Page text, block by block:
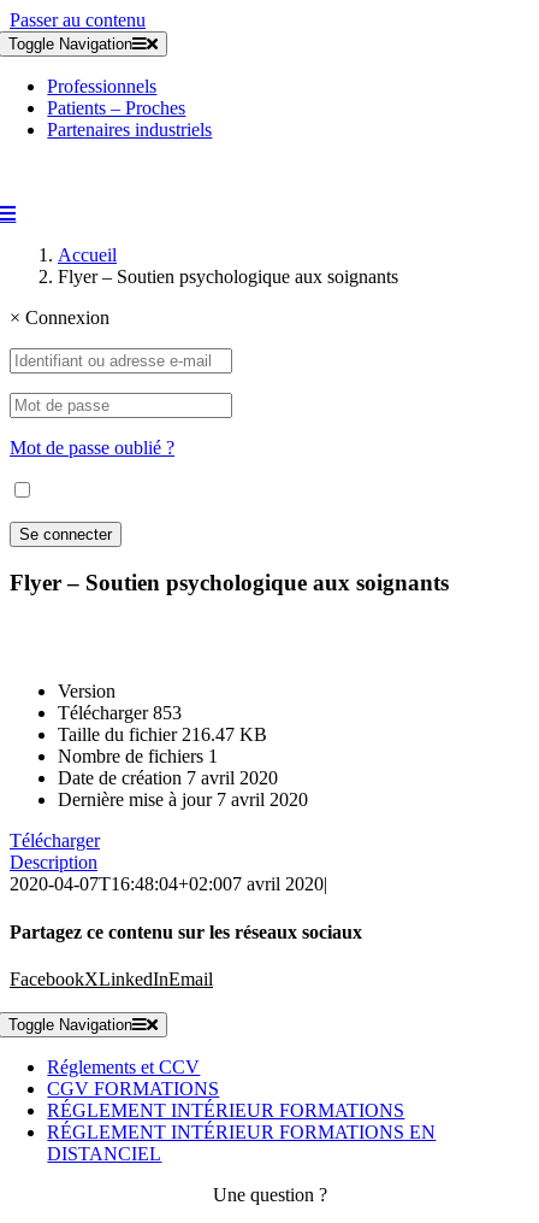
Passer au contenu
Toggle Navigation
Professionnels
Patients – Proches
Partenaires industriels
Accueil
Flyer – Soutien psychologique aux soignants
× Connexion
Mot de passe oublié ?
Flyer – Soutien psychologique aux soignants
Version
Télécharger853
Taille du fichier216.47 KB
Nombre de fichiers 1
Date de création 7 avril 2020
Dernière mise à jour 7 avril 2020
Télécharger
Description
2020-04-07T16:48:04+02:007 avril 2020|
Partagez ce contenu sur les réseaux sociaux
FacebookXLinkedInEmail
Toggle Navigation
Réglements et CCV
CGV FORMATIONS
RÉGLEMENT INTÉRIEUR FORMATIONS
RÉGLEMENT INTÉRIEUR FORMATIONS EN
DISTANCIEL
Une question ?